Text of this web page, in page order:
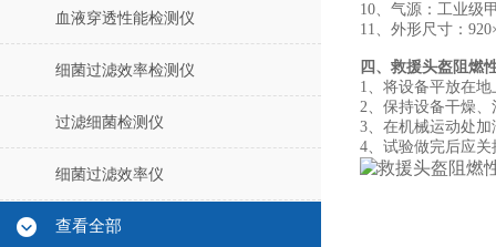
血液穿透性能检测仪
细菌过滤效率检测仪
过滤细菌检测仪
细菌过滤效率仪
查看全部
10、气源： 工业级
11、外形尺寸：
四、 救援头盔阻燃
1、将设备平放在地
2、保持设备干燥、
3、在机械运动处加
4、试验做完后应